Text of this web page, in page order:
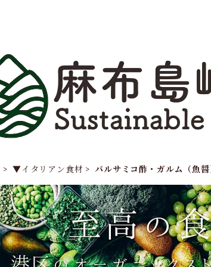
▼イタリアン食材 バルサミコ酢・ガルム（魚